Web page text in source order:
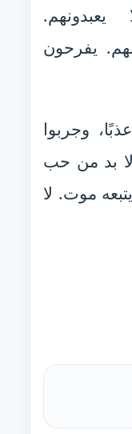
يفرحون
وجربوا
لا بد من حب
موت. لا